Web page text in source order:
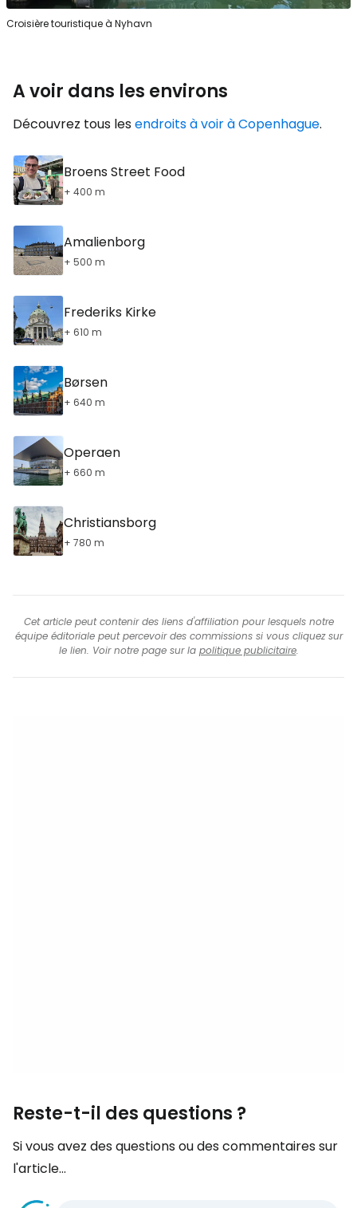
Croisière touristique à Nyhavn
A voir dans les environs
Découvrez tous lesendroits à voir à Copenhague.
Broens Street Food
+ 400 m
Amalienborg
+ 500 m
Frederiks Kirke
+ 610 m
Børsen
+ 640 m
Operaen
+ 660 m
Christiansborg
+ 780 m
Cet article peut contenir des liens d'affiliation pour lesquels notre
équipe éditoriale peut percevoir des commissions si vous cliquez sur
le lien. Voir notre page sur la politique publicitaire.
Reste-t-il des questions ?
Si vous avez des questions ou des commentaires sur
l'article...